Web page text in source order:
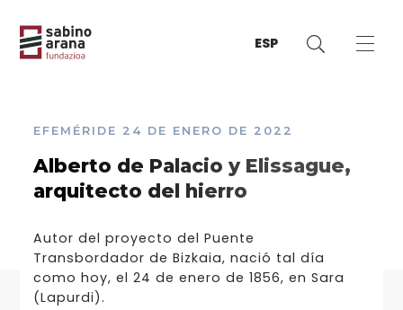
ESP
EFEMÉRIDE 24 DE ENERO DE 2022
Alberto de Palacio y Elissague,
arquitecto del hierro
Autor del proyecto del Puente
Transbordador de Bizkaia, nació tal día
como hoy, el 24 de enero de 1856, en Sara
(Lapurdi).